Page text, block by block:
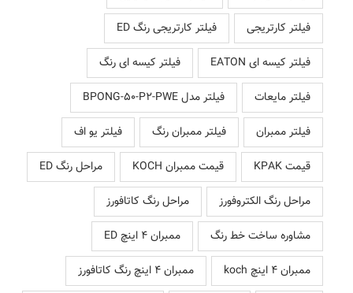
فیلتر کارتریجی
فیلتر کارتریجی رنگ ED
فیلتر کیسه ای EATON
فیلتر کیسه ای رنگ
فیلتر مایعات
فیلتر مدل BPONG-50-P2-PWE
فیلتر ممبران
فیلتر ممبران رنگ
فیلتر یو اف
قیمت KPAK
قیمت ممبران KOCH
مراحل رنگ ED
مراحل رنگ الکتروفورز
مراحل رنگ کاتافورز
مشاوره ساخت خط رنگ
ممبران 4 اینچ ED
ممبران 4 اینچ koch
ممبران 4 اینچ رنگ کاتافورز